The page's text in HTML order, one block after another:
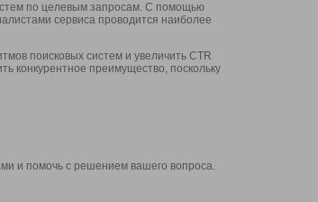
по целевым запросам. С помощью
сервиса проводится наиболее
поисковых систем и увеличить CTR
конкурентное преимущество, поскольку
и помочь с решением вашего вопроса.